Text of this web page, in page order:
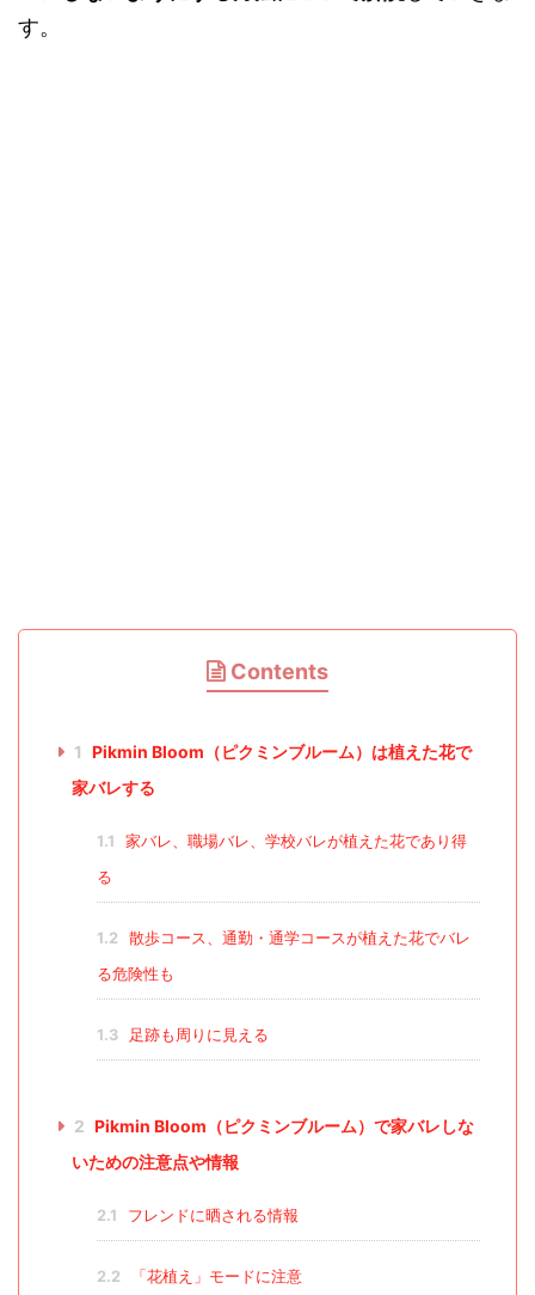
す。
Contents
1 Pikmin Bloom（ピクミンブルーム）は植えた花で
家バレする
1.1
家バレ、職場バレ、学校バレが植えた花であり得
る
1.2
散歩コース、通勤・通学コースが植えた花でバレ
る危険性も
1.3 足跡も周りに見える
2 Pikmin Bloom（ピクミンブルーム）で家バレしな
いための注意点や情報
2.1 フレンドに晒される情報
2.2 「花植え」モードに注意